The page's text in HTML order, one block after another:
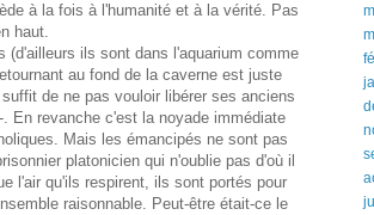
à la fois à l'humanité et à la vérité. Pas
haut.
(d'ailleurs ils sont dans l'aquarium comme
au fond de la caverne est juste
de ne pas vouloir libérer ses anciens
En revanche c'est la noyade immédiate
Mais les émancipés ne sont pas
platonicien qui n'oublie pas d'où il
l'air qu'ils respirent, ils sont portés pour
raisonnable. Peut-être était-ce le